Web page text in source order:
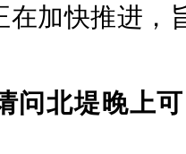
在加快推进，
问北堤晚上